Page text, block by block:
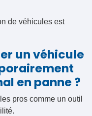
de véhicules est
un véhicule
en panne ?
pros comme un outil